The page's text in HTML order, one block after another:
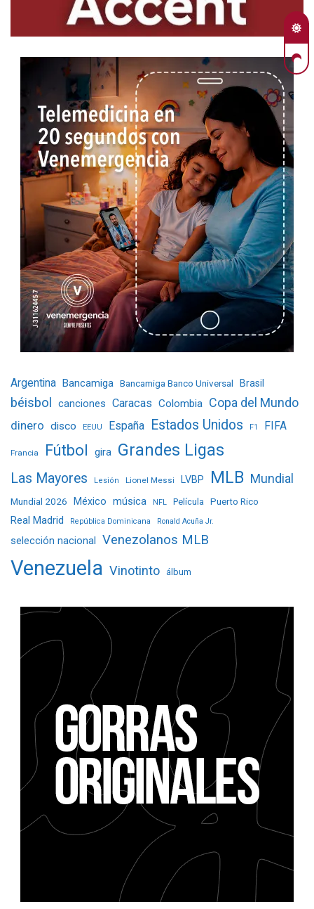
Argentina Bancamiga Bancamiga Banco Universal Brasil
béisbol canciones Caracas Colombia Copa del Mundo
dinero disco EEUU España Estados Unidos F1 FIFA
Francia Fútbol gira Grandes Ligas
Las Mayores Lesión Lionel Messi LVBP MLB Mundial
Mundial 2026 México música NFL Película Puerto Rico
Real Madrid República Dominicana Ronald Acuña Jr.
selección nacional Venezolanos MLB
Venezuela Vinotinto álbum